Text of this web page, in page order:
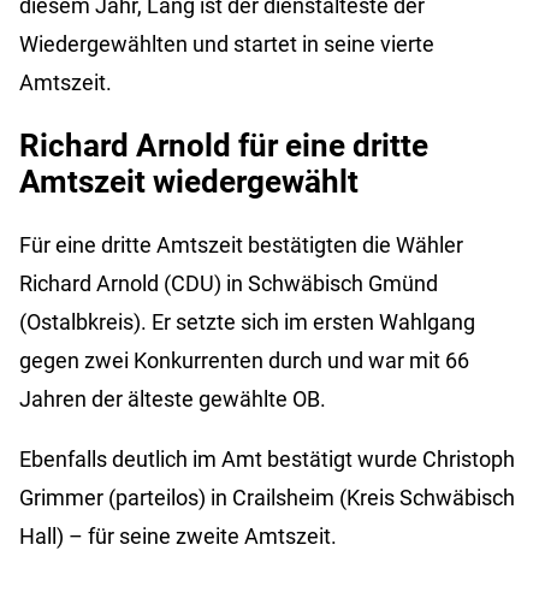
diesem Jahr, Lang ist der dienstälteste der
Wiedergewählten und startet in seine vierte
Amtszeit.
Richard Arnold für eine dritte
Amtszeit wiedergewählt
Für eine dritte Amtszeit bestätigten die Wähler
Richard Arnold (CDU) in Schwäbisch Gmünd
(Ostalbkreis). Er setzte sich im ersten Wahlgang
gegen zwei Konkurrenten durch und war mit 66
Jahren der älteste gewählte OB.
Ebenfalls deutlich im Amt bestätigt wurde Christoph
Grimmer (parteilos) in Crailsheim (Kreis Schwäbisch
Hall) – für seine zweite Amtszeit.